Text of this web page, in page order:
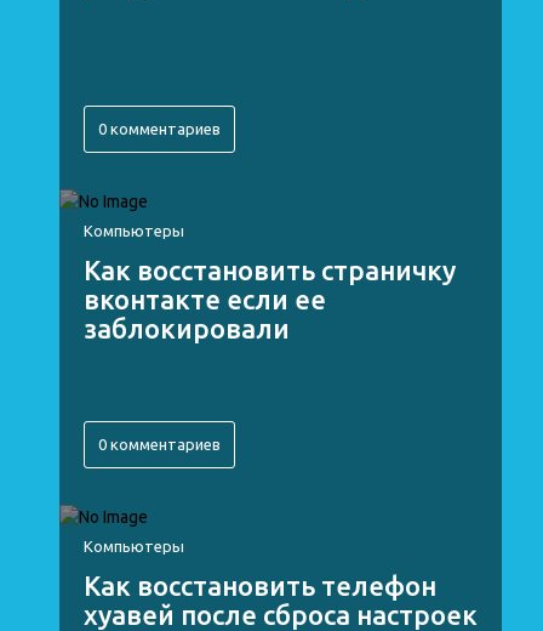
0 комментариев
Компьютеры
Как восстановить страничку
вконтакте если ее
заблокировали
0 комментариев
Компьютеры
Как восстановить телефон
хуавей после сброса настроек